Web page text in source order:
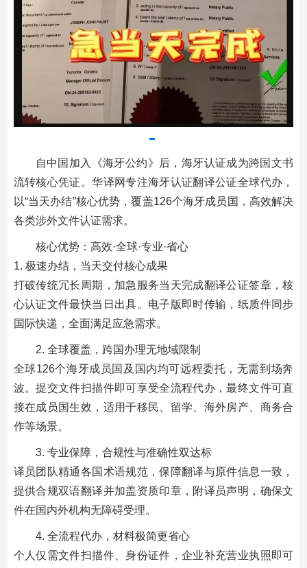
自中国加入《海牙公约》后，海牙认证成为跨国文书
流转核心凭证。华译网专注海牙认证翻译公证全球代办，
以“当天办结”核心优势，覆盖126个海牙成员国，高效解决
各类涉外文件认证需求。
核心优势：高效·全球·专业·省心
1. 极速办结，当天交付核心成果
打破传统冗长周期，加急服务当天完成翻译公证签章，核
心认证文件最快当日出具。电子版即时传输，纸质件同步
国际快递，全面满足应急需求。
2. 全球覆盖，跨国办理无地域限制
全球126个海牙成员国及国内均可远程委托，无需到场奔
波。提交文件扫描件即可享受全流程代办，最终文件可直
接在成员国生效，适用于移民、留学、海外房产、商务合
作等场景。
3. 专业保障，合规性与准确性双达标
译员团队精通各国术语规范，保障翻译与原件信息一致，
提供合规双语翻译并加盖资质印章，附译员声明，确保文
件在国内外机构无障碍受理。
4. 全流程代办，材料极简更省心
个人仅需文件扫描件、身份证件，企业补充营业执照即可